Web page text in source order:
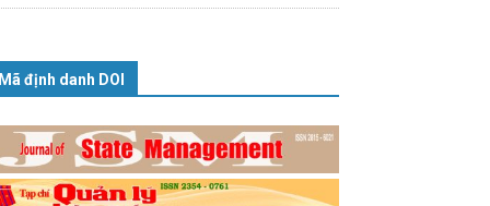
Mã định danh DOI